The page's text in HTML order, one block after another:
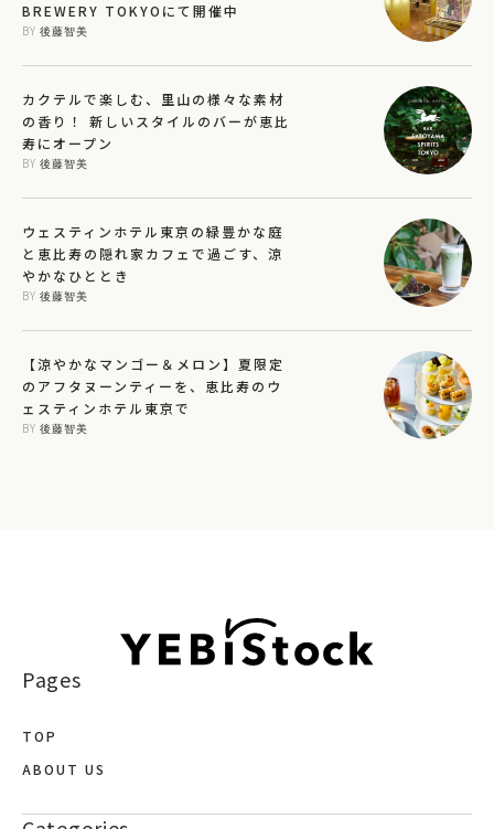
BREWERY TOKYOにて開催中
BY 後藤智美
カクテルで楽しむ、里山の様々な素材
の香り！ 新しいスタイルのバーが恵比
寿にオープン
BY 後藤智美
ウェスティンホテル東京の緑豊かな庭
と恵比寿の隠れ家カフェで過ごす、涼
やかなひととき
BY 後藤智美
【涼やかなマンゴー＆メロン】夏限定
のアフタヌーンティーを、恵比寿のウ
ェスティンホテル東京で
BY 後藤智美
Pages
TOP
ABOUT US